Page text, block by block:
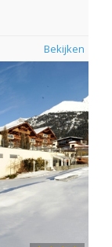
Bekijken